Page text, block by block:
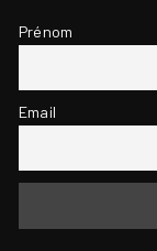
Prénom
Email